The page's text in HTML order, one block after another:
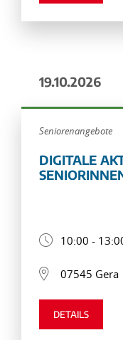
19.10.2026
Seniorenangebote
DIGITALE
10:00 -
07545 Gera
DETAILS